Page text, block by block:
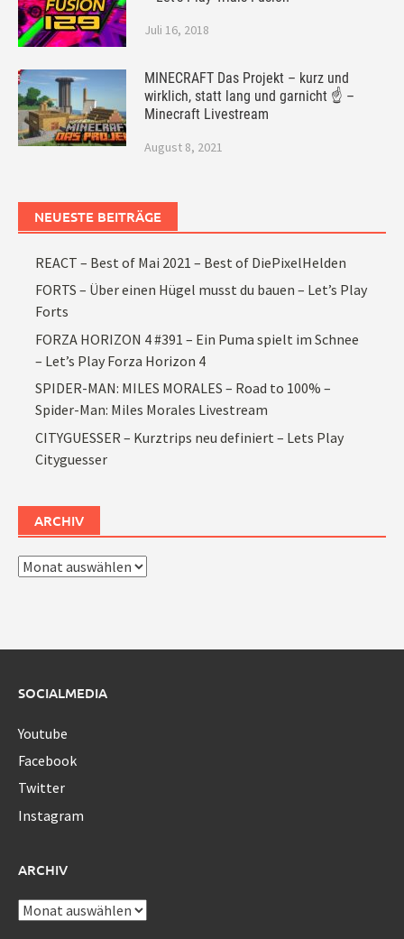
Juli 16, 2018
MINECRAFT Das Projekt – kurz und
wirklich, statt lang und garnicht ☝ –
Minecraft Livestream
August 8, 2021
NEUESTE BEITRÄGE
REACT – Best of Mai 2021 – Best of DiePixelHelden
FORTS – Über einen Hügel musst du bauen – Let’s Play
Forts
FORZA HORIZON 4 #391 – Ein Puma spielt im Schnee
– Let’s Play Forza Horizon 4
SPIDER-MAN: MILES MORALES – Road to 100% –
Spider-Man: Miles Morales Livestream
CITYGUESSER – Kurztrips neu definiert – Lets Play
Cityguesser
ARCHIV
Archiv
SOCIALMEDIA
Youtube
Facebook
Twitter
Instagram
ARCHIV
Archiv